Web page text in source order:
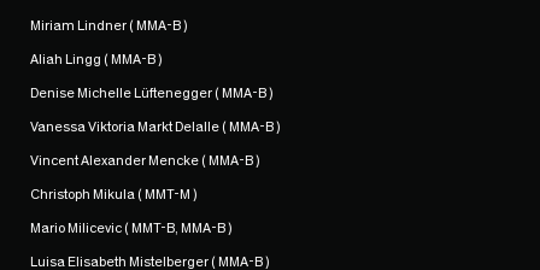
Miriam Lindner ( MMA-B )
Aliah Lingg ( MMA-B )
Denise Michelle Lüftenegger ( MMA-B )
Vanessa Viktoria Markt Delalle ( MMA-B )
Vincent Alexander Mencke ( MMA-B )
Christoph Mikula ( MMT-M )
Mario Milicevic ( MMT-B, MMA-B )
Luisa Elisabeth Mistelberger ( MMA-B )